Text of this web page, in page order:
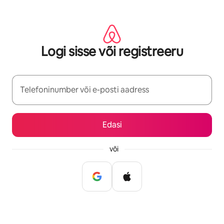
Logi sisse või registreeru
Telefoninumber või e-posti aadress
Edasi
või